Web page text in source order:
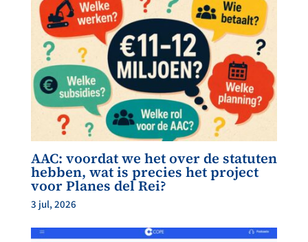
AAC: voordat we het over de statuten
hebben, wat is precies het project
voor Planes del Rei?
3 jul, 2026